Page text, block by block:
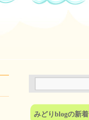
みどりblogの新着